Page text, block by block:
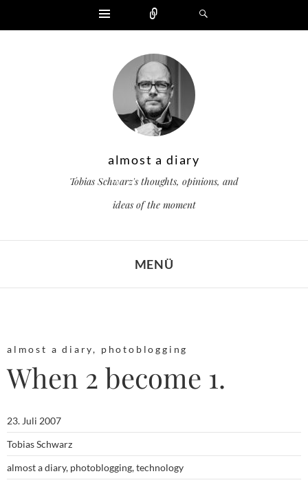
Widgets
almost a diary
Tobias Schwarz's thoughts, opinions, and
ideas of the moment
MENÜ
almost a diary, photoblogging
When 2 become 1.
23. Juli 2007
Tobias Schwarz
almost a diary, photoblogging,technology